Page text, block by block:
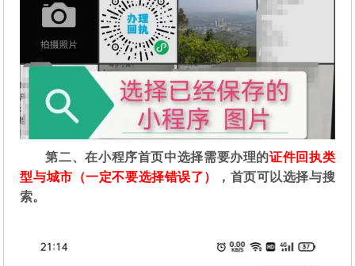
第二、在小程序首页中选择需要办理的证件回执类
型与城市（一定不要选择错误了）
，首页可以选择与搜
索。